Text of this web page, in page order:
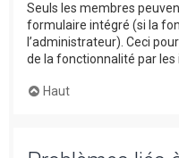
Seuls les membres
formulaire intégré (si la
l’administrateur). Ceci
de la fonctionnalité par les
Haut